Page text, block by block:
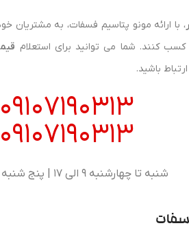
، با ارائه مونو پتاسیم فسفات، به مشتریان
کنند. شما می توانید برای استعلام
باشید.
09107190313
09107190313
شنبه تا چهارشنبه 9 الی 17 | پنج شنبه 9 الی 13